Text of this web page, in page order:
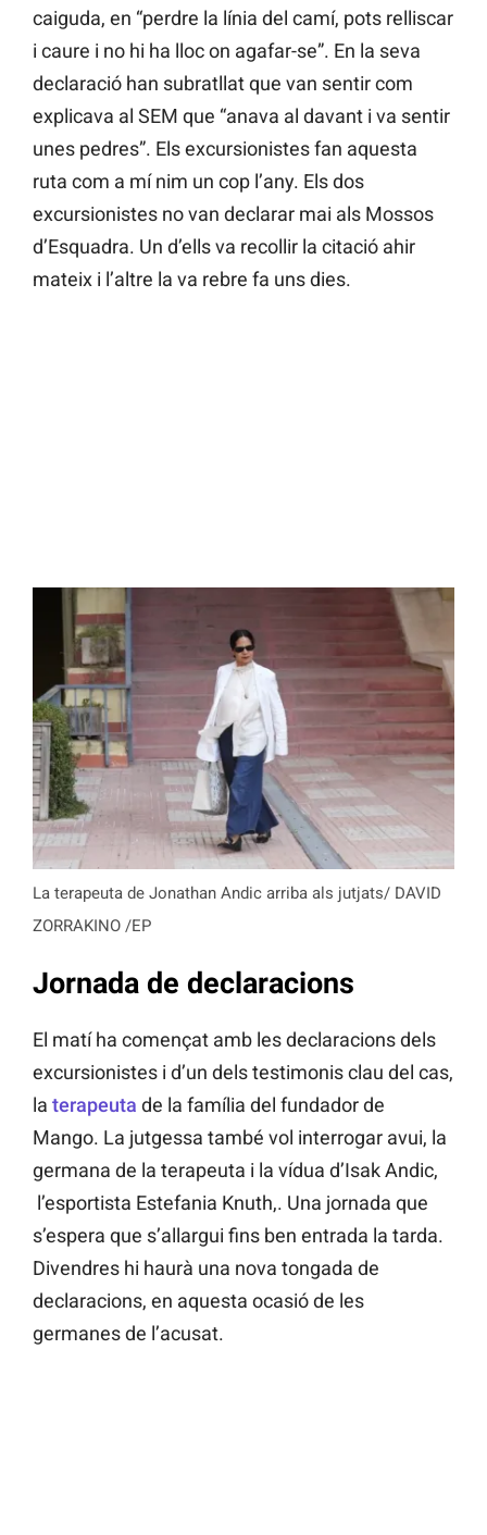
caiguda, en “perdre la línia del camí, pots relliscar
i caure i no hi ha lloc on agafar-se”. En la seva
declaració han subratllat que van sentir com
explicava al SEM que “anava al davant i va sentir
unes pedres”. Els excursionistes fan aquesta
ruta com a mí nim un cop l’any. Els dos
excursionistes no van declarar mai als Mossos
d’Esquadra. Un d’ells va recollir la citació ahir
mateix i l’altre la va rebre fa uns dies.
La terapeuta de Jonathan Andic arriba als jutjats/ DAVID
ZORRAKINO /EP
Jornada de declaracions
El matí ha començat amb les declaracions dels
excursionistes i d’un dels testimonis clau del cas,
la terapeuta de la família del fundador de
Mango. La jutgessa també vol interrogar avui, la
germana de la terapeuta i la vídua d’Isak Andic,
l’esportista Estefania Knuth,. Una jornada que
s’espera que s’allargui fins ben entrada la tarda.
Divendres hi haurà una nova tongada de
declaracions, en aquesta ocasió de les
germanes de l’acusat.